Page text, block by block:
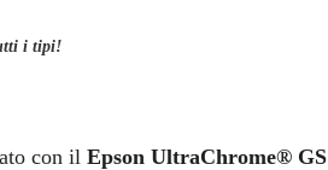
i tipi!
con il Epson UltraChrome® GS